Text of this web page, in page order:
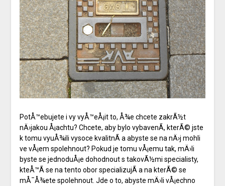
PotÅ™ebujete i vy vyÅ™eÅ¡it to, Å¾e chcete zakrÃ½t
nÄ›jakou Å¡achtu? Chcete, aby bylo vybavenÃ­, kterÃ© jste
k tomu vyuÅ¾ili vysoce kvalitnÃ­ a abyste se na nÄ›j mohli
ve vÅ¡em spolehnout? Pokud je tomu vÅ¡emu tak, mÄ›li
byste se jednoduÅ¡e dohodnout s takovÃ½mi specialisty,
kteÅ™Ã­ se na tento obor specializujÃ­ a na kterÃ© se
mÅ¯Å¾ete spolehnout. Jde o to, abyste mÄ›li vÅ¡echno